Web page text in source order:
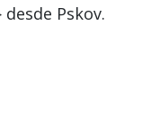
desde Pskov.